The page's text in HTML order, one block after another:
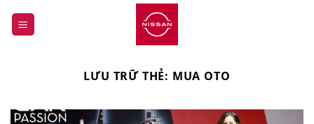
qua
LƯU TRỮ THẺ: MUA OTO